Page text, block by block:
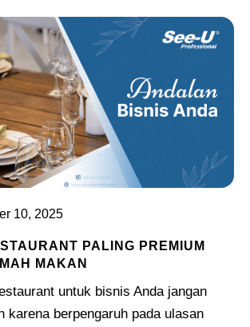
10, 2025
PALING PREMIUM
MAKAN
untuk bisnis Anda jangan
karena berpengaruh pada ulasan